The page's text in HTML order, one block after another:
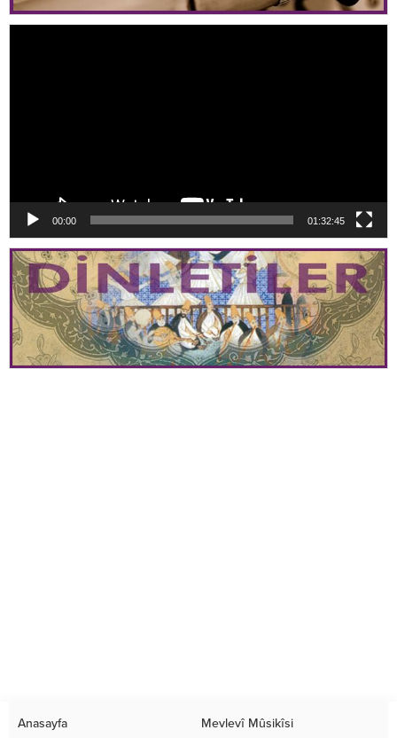
00:00 01:32:45
Anasayfa Mevlevî Mûsikîsi